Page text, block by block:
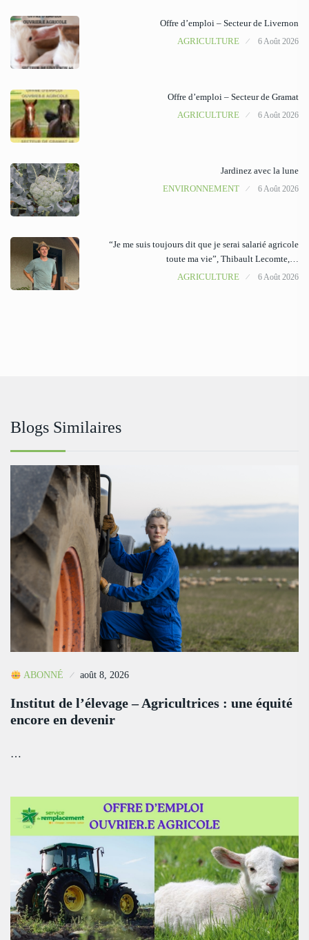
Offre d’emploi – Secteur de Livernon
AGRICULTURE
6 Août 2026
Offre d’emploi – Secteur de Gramat
AGRICULTURE
6 Août 2026
Jardinez avec la lune
ENVIRONNEMENT
6 Août 2026
“Je me suis toujours dit que je serai salarié agricole
toute ma vie”, Thibault Lecomte,…
AGRICULTURE
6 Août 2026
Blogs Similaires
ABONNÉ août 8, 2026
Institut de l’élevage – Agricultrices : une équité
encore en devenir
…